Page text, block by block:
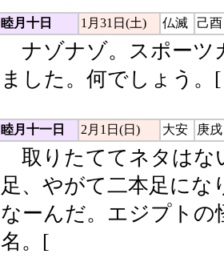
睦月十日 1月31日(土) 仏滅 己酉
ナゾナゾ。スポーツ
ました。何でしょう。[
睦月十一日 2月1日(日) 大安 庚戌
取りたててネタはな
足、やがて二本足にな
なーんだ。エジプト
名。[